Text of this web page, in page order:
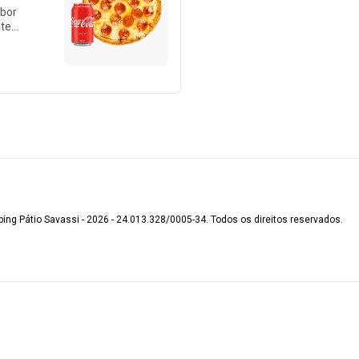
Pátio Savassi - 2026 - 24.013.328/0005-34. Todos os direitos reservados.